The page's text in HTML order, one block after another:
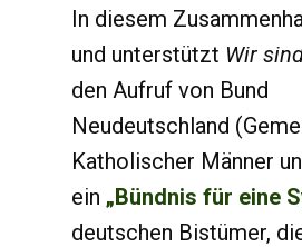
In diesem
und unterstützt Wir
den Aufruf von Bund
Neudeutschland
Katholischer Männer
ein „Bündnis für eine
deutschen Bistümer,